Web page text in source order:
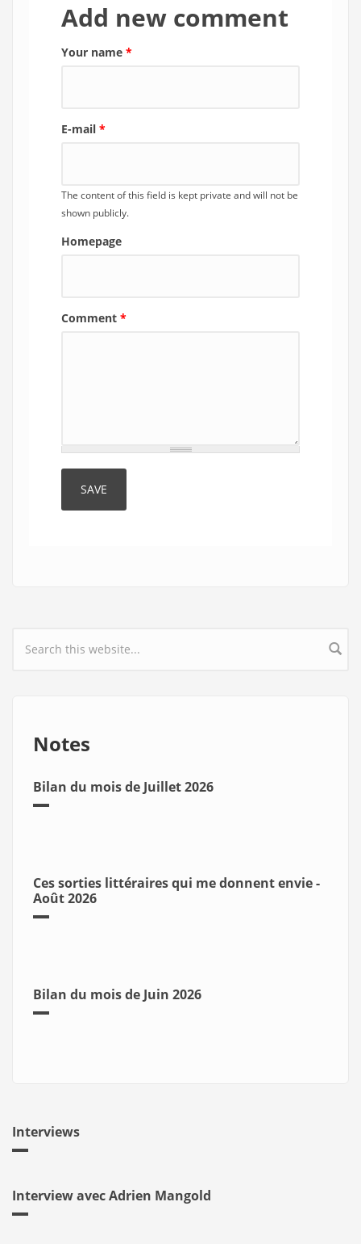
Add new comment
Your name *
E-mail *
The content of this field is kept private and will not be
shown publicly.
Homepage
Comment *
Search form
Notes
Bilan du mois de Juillet 2026
Ces sorties littéraires qui me donnent envie -
Août 2026
Bilan du mois de Juin 2026
Interviews
Interview avec Adrien Mangold